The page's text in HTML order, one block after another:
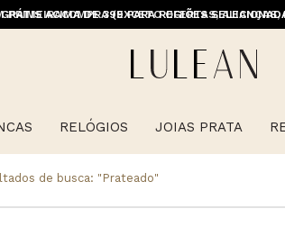
PRIMEIRACOMPRA (EXCETO OFERTAS,
ACIMA DE 399 PARA REGIÕES
RELÓGIOS JOIAS PRATA
de busca: "prateado"